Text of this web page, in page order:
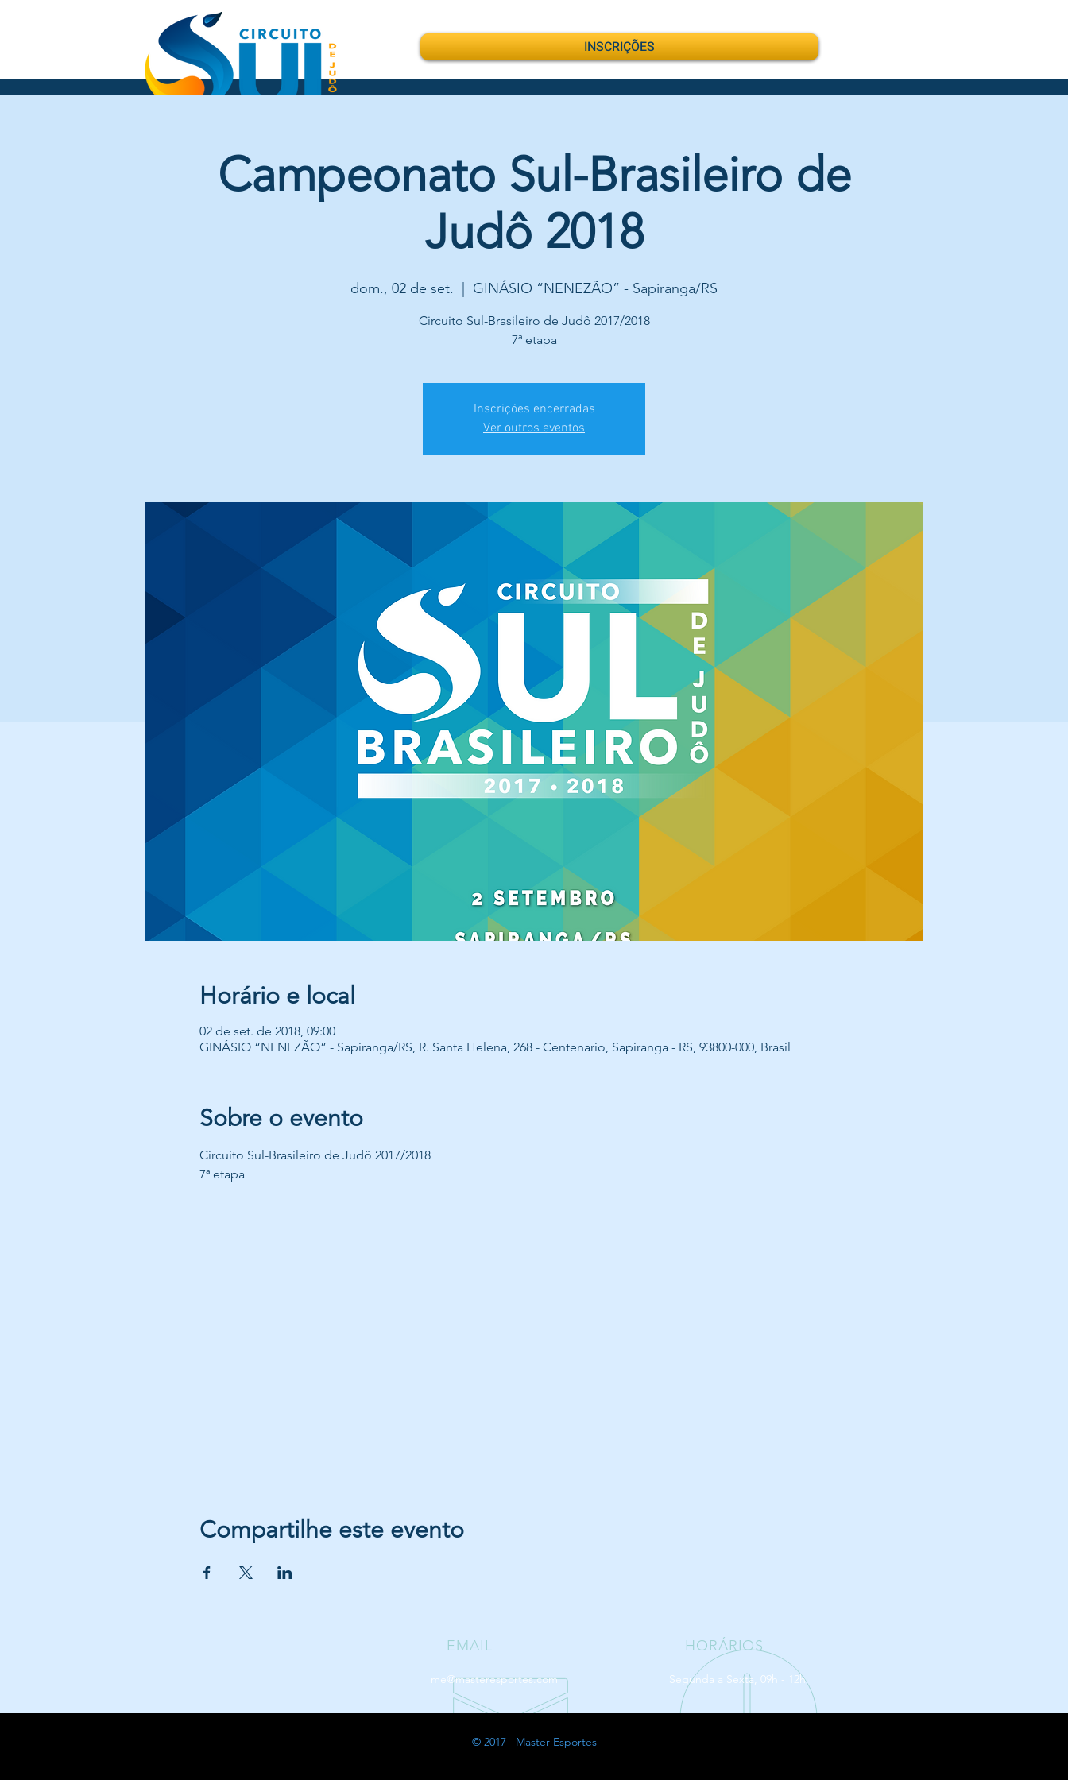
INSCRIÇÕES
Campeonato Sul-Brasileiro de
Judô 2018
dom., 02 de set. GINÁSIO “NENEZÃO” - Sapiranga/RS
Circuito Sul-Brasileiro de Judô 2017/2018
7ª etapa
Inscrições encerradas
Ver outros eventos
Horário e local
02 de set. de 2018, 09:00
GINÁSIO “NENEZÃO” - Sapiranga/RS, R. Santa Helena, 268 - Centenario, Sapiranga - RS, 93800-000, Brasil
Sobre o evento
Circuito Sul-Brasileiro de Judô 2017/2018
7ª etapa
Compartilhe este evento
EMAIL
me@masteresportes.com
HORÁRIOS
Segunda a Sexta, 09h - 12h
© 2017 Master Esportes